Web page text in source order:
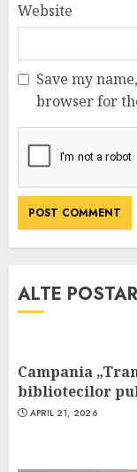
Website
Save my
browser for
ALTE
Campania
bibliotecilor
APRIL 21, 2026